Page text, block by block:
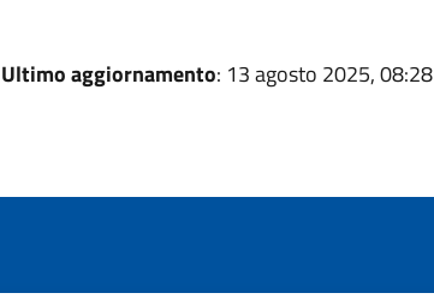
Ultimo aggiornamento: 13 agosto 2025, 08:28